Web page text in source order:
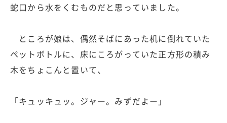
蛇口から水をくむものだと思っていました。
ところが娘は、偶然そばにあった机に倒れていた
ペットボトルに、床にころがっていた正方形の積み
木をちょこんと置いて、
「キュッキュッ。ジャー。みずだよー」